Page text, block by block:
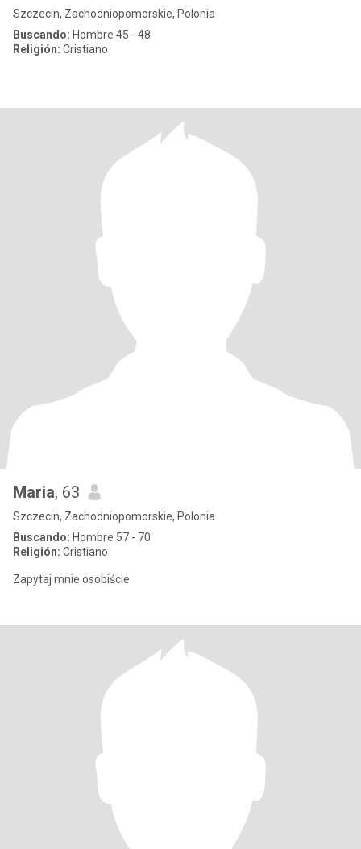
Szczecin, Zachodniopomorskie, Polonia
Buscando: Hombre 45 - 48
Religión: Cristiano
Maria, 63
Szczecin, Zachodniopomorskie, Polonia
Buscando: Hombre 57 - 70
Religión: Cristiano
Zapytaj mnie osobiście